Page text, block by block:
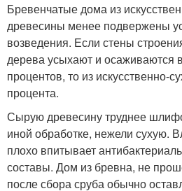
Бревенчатые дома из
древесины менее подвержены
возведения. Если стены
дерева усыхают и осаживаются
процентов, то из искусственно-
процента.
Сырую древесину труднее
иной обработке, нежели сухую.
плохо впитывает
составы. Дом из бревна, не
после сбора сруба обычно